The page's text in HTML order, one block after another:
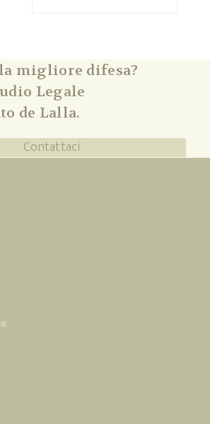
migliore difesa?
Legale
de Lalla.
Contattaci